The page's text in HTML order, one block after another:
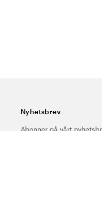
Nyhetsbrev
Abonner på vårt